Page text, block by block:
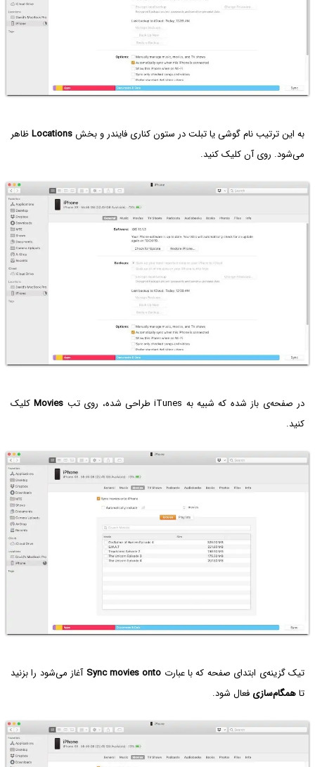
به این ترتیب نام گوشی یا تبلت در ستون کناری فایندر و بخشLocationsظاهر
می‌شود. روی آن کلیک کنید.
در صفحه‌ی باز شده که شبیه به iTunes طراحی شده، روی تب Moviesکلیک
کنید.
تیک گزینه‌ی ابتدای صفحه که با عبارت Sync movies onto آغاز می‌شود را بزنید
تاهمگام‌سازی فعال شود.